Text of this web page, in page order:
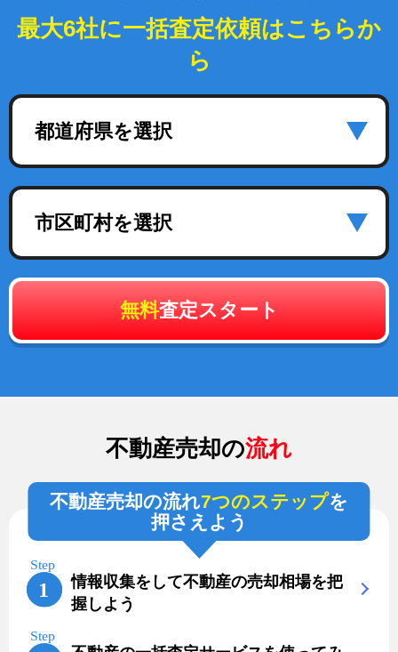
最大6社に一括査定依頼はこちらか
ら
都道府県を選択
市区町村を選択
無料査定スタート
不動産売却の流れ
不動産売却の流れ7つのステップを
押さえよう
情報収集をして不動産の売却相場を把
握しよう